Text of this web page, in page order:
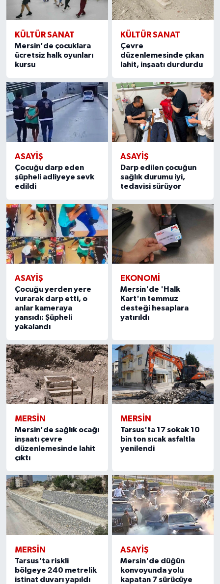
KÜLTÜR SANAT
Mersin'de çocuklara
ücretsiz halk oyunları
kursu
KÜLTÜR SANAT
Çevre
düzenlemesinde çıkan
lahit, inşaatı durdurdu
ASAYİŞ
Çocuğu darp eden
şüpheli adliyeye sevk
edildi
ASAYİŞ
Darp edilen çocuğun
sağlık durumu iyi,
tedavisi sürüyor
ASAYİŞ
Çocuğu yerden yere
vurarak darp etti, o
anlar kameraya
yansıdı: Şüpheli
yakalandı
EKONOMİ
Mersin'de 'Halk
Kart'ın temmuz
desteği hesaplara
yatırıldı
MERSIN
Mersin'de sağlık ocağı
inşaatı çevre
düzenlemesinde lahit
çıktı
MERSIN
Tarsus'ta 17 sokak 10
bin ton sıcak asfaltla
yenilendi
MERSIN
Tarsus'ta riskli
bölgeye 240 metrelik
istinat duvarı yapıldı
ASAYİŞ
Mersin'de düğün
konvoyunda yolu
kapatan 7 sürücüye